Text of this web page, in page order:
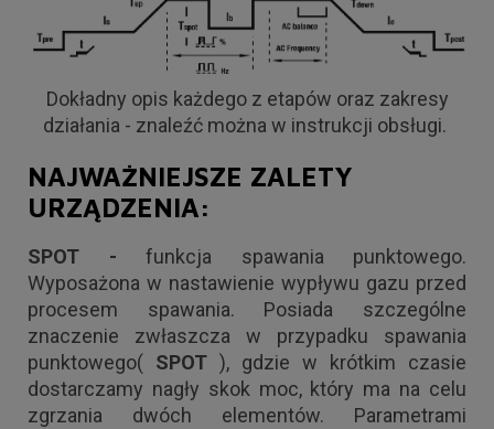
Dokładny opis każdego z etapów oraz zakresy
działania - znaleźć można w instrukcji obsługi.
NAJWAŻNIEJSZE ZALETY
URZĄDZENIA:
SPOT - funkcja spawania punktowego.
Wyposażona w nastawienie wypływu gazu przed
procesem spawania. Posiada szczególne
znaczenie zwłaszcza w przypadku spawania
punktowego( SPOT ), gdzie w krótkim czasie
dostarczamy nagły skok moc, który ma na celu
zgrzania dwóch elementów. Parametrami